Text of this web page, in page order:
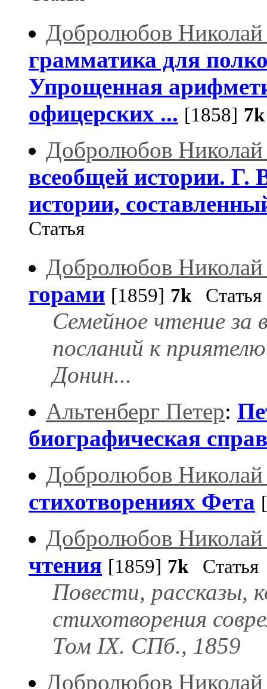
Добролюбов Николай
грамматика для
Упрощенная
офицерских ... [1858] 7k
Добролюбов Николай
всеобщей истории. Г.
истории,
Статья
Добролюбов Николай
горами [1859] 7kСтатья
Семейное чтение за
посланий к
Донин...
Альтенберг Петер:
биографическая
Добролюбов Николай
стихотворениях Фета
Добролюбов Николай
чтения [1859] 7kСтатья
Повести, рассказы,
стихотворения
Том IX. СПб., 1859
Добролюбов Николай